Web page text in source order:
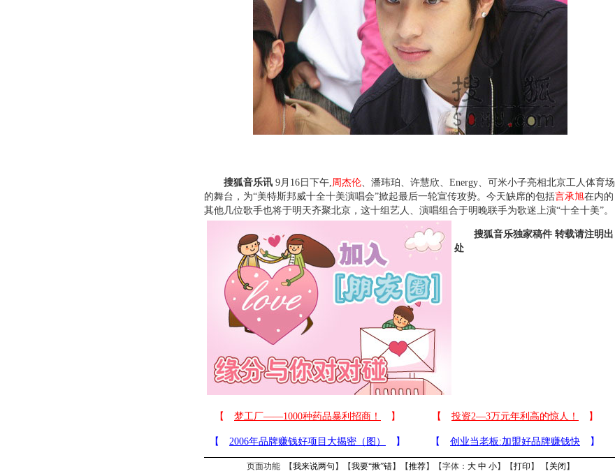
搜狐音乐讯 9月16日下午,周杰伦、潘玮珀、许慧欣、Energy、可米小子亮相北京工人体育场
的舞台，为“美特斯邦威十全十美演唱会”掀起最后一轮宣传攻势。今天缺席的包括言承旭在内的
其他几位歌手也将于明天齐聚北京，这十组艺人、演唱组合于明晚联手为歌迷上演“十全十美”。
搜狐音乐独家稿件 转载请注明出
处
页面功能 【我来说两句 】【我要“揪”错】【推荐】【字体： 大 中 小】【打印 】 【 关闭 】